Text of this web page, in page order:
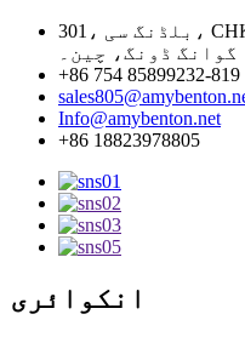
301، بلڈنگ سی، CHKC انوویٹ پارک، چینگجیانگ
ڈونگ، چین۔
+86 754 85899232-819
Info@amybenton.net
+86 18823978805
انکوائری